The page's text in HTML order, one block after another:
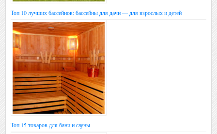
Топ 10 лучших бассейнов: бассейны для дачи — для взрослых и детей
Топ 15 товаров для бани и сауны